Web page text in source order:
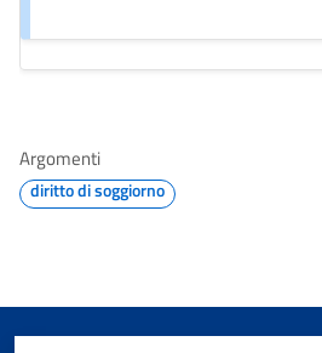
Argomenti
diritto di soggiorno